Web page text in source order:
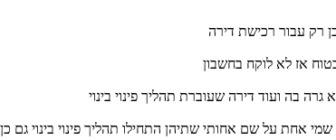
אז לא לוקח בחשבון
אחת על שם אחותי שתיהן התחילו תהליך פינוי בינוי גם